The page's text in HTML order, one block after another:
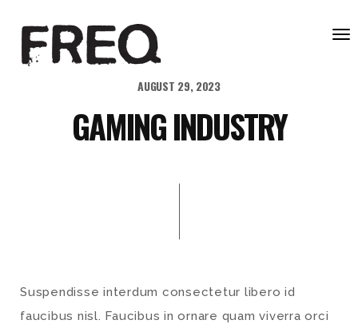
AUGUST 29, 2023
GAMING INDUSTRY
Suspendisse interdum consectetur libero id
faucibus nisl. Faucibus in ornare quam viverra orci